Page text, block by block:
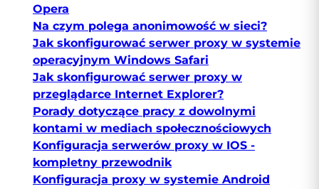
Opera
Na czym polega anonimowość w sieci?
Jak skonfigurować serwer proxy w systemie
operacyjnym Windows Safari
Jak skonfigurować serwer proxy w
przeglądarce Internet Explorer?
Porady dotyczące pracy z dowolnymi
kontami w mediach społecznościowych
Konfiguracja serwerów proxy w IOS -
kompletny przewodnik
Konfiguracja proxy w systemie Android